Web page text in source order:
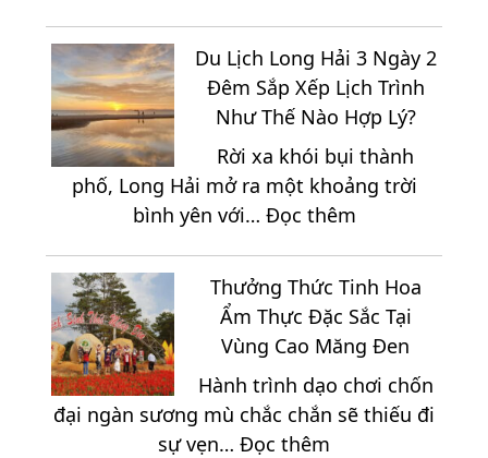
Ngày
1
Đêm
Trọn
Bộ
Địa
Điểm
Du
Lịch
Nổi
Bật
Tại
Vùng
Đất
Thép
Chi
Du Lịch Long Hải 3 Ngày 2
Đêm Sắp Xếp Lịch Trình
Như Thế Nào Hợp Lý?
Rời xa khói bụi thành
phố, Long Hải mở ra một khoảng trời
bình yên với… Đọc thêm:
Long
Hải
3
Ngày
2
Thưởng Thức Tinh Hoa
Ẩm Thực Đặc Sắc Tại
Vùng Cao Măng Đen
Hành trình dạo chơi chốn
đại ngàn sương mù chắc chắn sẽ thiếu đi
sự vẹn… Đọc thêm